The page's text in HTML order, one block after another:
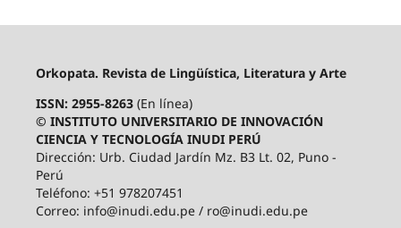
Orkopata. Revista de Lingüística, Literatura y Arte
ISSN: 2955-8263 (En línea)
© INSTITUTO UNIVERSITARIO DE INNOVACIÓN
CIENCIA Y TECNOLOGÍA INUDI PERÚ
Dirección: Urb. Ciudad Jardín Mz. B3 Lt. 02, Puno -
Perú
Teléfono: +51 978207451
Correo: info@inudi.edu.pe / ro@inudi.edu.pe